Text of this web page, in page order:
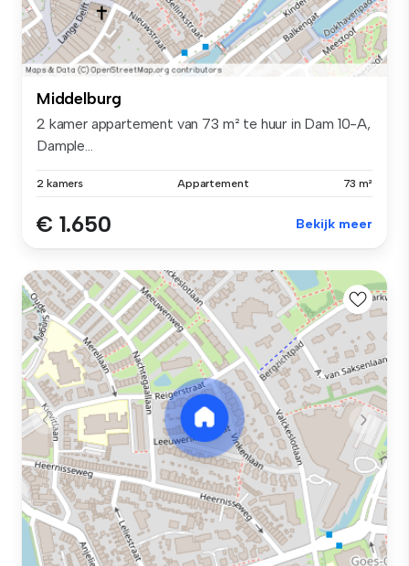
Middelburg
2 kamer appartement van 73 m² te huur in Dam 10-A,
Dample...
2 kamers Appartement 73 m²
€ 1.650 Bekijk meer